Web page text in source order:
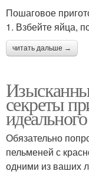
Пошаговое
1. Взбейте яйца,
читать дальше →
секреты
Обязательно
пельменей с
одними из ваших